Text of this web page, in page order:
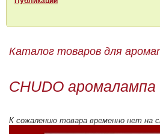
Каталог товаров для
CHUDO аромалампа
К сожалению товара временно нет на